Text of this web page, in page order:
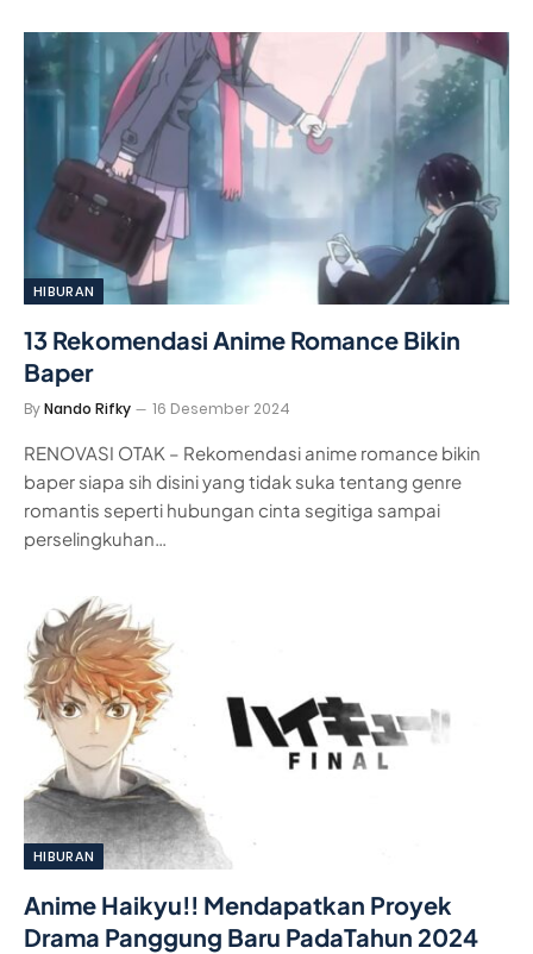
HIBURAN
13 Rekomendasi Anime Romance Bikin
Baper
ByNando Rifky 16 Desember 2024
RENOVASI OTAK – Rekomendasi anime romance bikin
baper siapa sih disini yang tidak suka tentang genre
romantis seperti hubungan cinta segitiga sampai
perselingkuhan…
HIBURAN
Anime Haikyu!! Mendapatkan Proyek
Drama Panggung Baru PadaTahun 2024